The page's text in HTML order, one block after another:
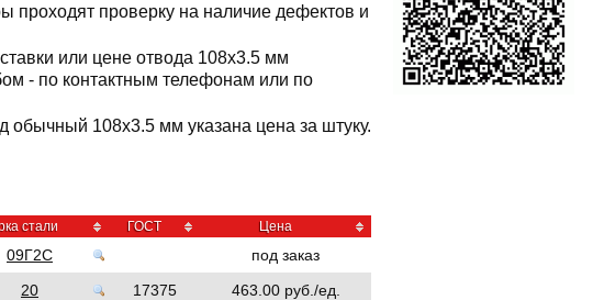
проверку на наличие дефектов и
или цене отвода 108x3.5 мм
- по контактным телефонам или по
обычный 108x3.5 мм указана цена за штуку.
стали ГОСТ Цена
09Г2С
под заказ
20 17375
463.00 руб./ед.